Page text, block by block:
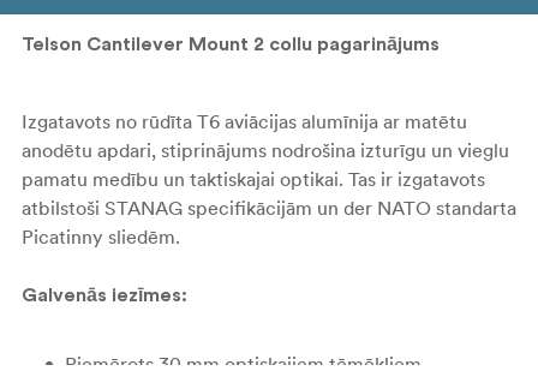
Telson Cantilever Mount 2 collu pagarinājums
Izgatavots no rūdīta T6 aviācijas alumīnija ar matētu
anodētu apdari, stiprinājums nodrošina izturīgu un vieglu
pamatu medību un taktiskajai optikai. Tas ir izgatavots
atbilstoši STANAG specifikācijām un der NATO standarta
Picatinny sliedēm.
Galvenās iezīmes:
Piemērots 30 mm optiskajiem tēmēkļiem